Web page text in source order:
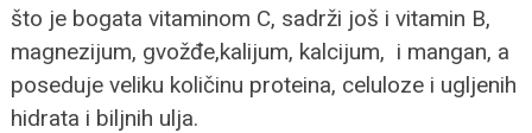
što je bogata vitaminom C, sadrži još i vitamin B,
magnezijum, gvožđe,kalijum, kalcijum, i mangan, a
poseduje veliku količinu proteina, celuloze i ugljenih
hidrata i biljnih ulja.